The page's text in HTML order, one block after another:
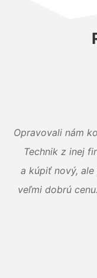
Opravovali nám
Technik z inej
a kúpiť nový,
veľmi dobrú